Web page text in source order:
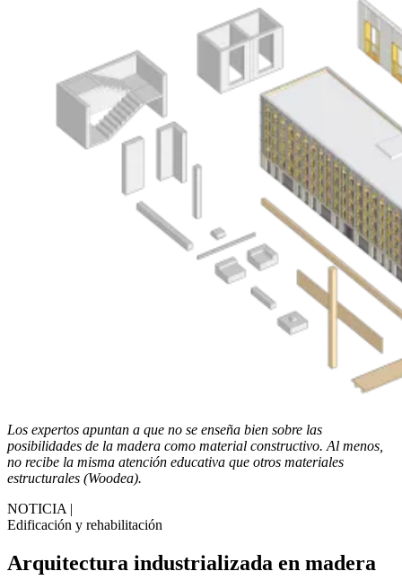
Los expertos apuntan a que no se enseña bien sobre las
posibilidades de la madera como material constructivo. Al menos,
no recibe la misma atención educativa que otros materiales
estructurales (Woodea).
NOTICIA |
Edificación y rehabilitación
Arquitectura industrializada en madera